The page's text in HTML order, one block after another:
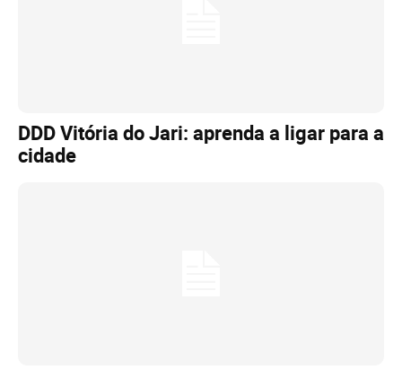
DDD Vitória do Jari: aprenda a ligar para a
cidade